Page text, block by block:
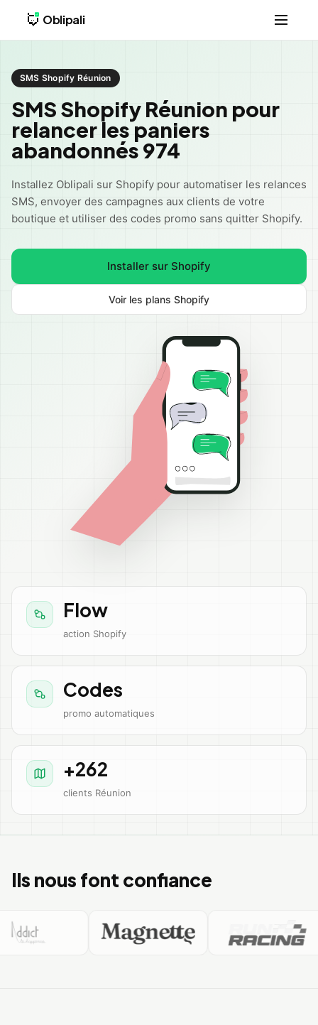
Oblipali
SMS Shopify Réunion
SMS Shopify Réunion pour
relancer les paniers
abandonnés 974
Installez Oblipali sur Shopify pour automatiser les relances
SMS, envoyer des campagnes aux clients de votre
boutique et utiliser des codes promo sans quitter Shopify.
Installer sur Shopify
Voir les plans Shopify
Flow
action Shopify
Codes
promo automatiques
+262
clients Réunion
Ils nous font confiance
Addict.re MAGNETTE.RE